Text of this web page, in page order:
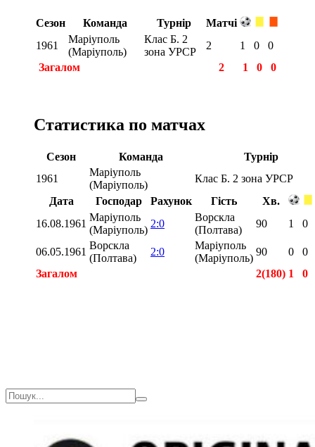
Сезон Команда Турнір
Матчі
1961
Маріуполь
(Маріуполь)
Клас Б. 2
зона УРСР
2 1 0
0
Загалом
2 1 0 0
Статистика по матчах
Сезон Команда
Турнір
1961
Маріуполь
(Маріуполь)
Клас Б. 2 зона УРСР
Дата
Господар Рахунок Гість
Хв.
16.08.1961
Маріуполь
(Маріуполь)
2:0
Ворскла
(Полтава)
90 1 0
06.05.1961
Ворскла
(Полтава)
2:0
Маріуполь
(Маріуполь)
90 0
0
Загалом
2(180) 1
0